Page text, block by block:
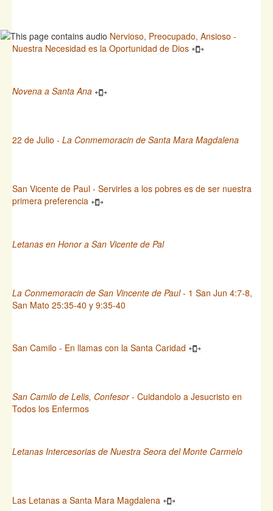
Nervioso, Preocupado, Ansioso -
Nuestra Necesidad es la Oportunidad de Dios
Novena a Santa Ana
22 de Julio - La Conmemoracin de Santa Mara Magdalena
San Vicente de Paul - Servirles a los pobres es de ser nuestra
primera preferencia
Letanas en Honor a San Vicente de Pal
La Conmemoracin de San Vincente de Paul- 1 San Jun 4:7-8,
San Mato 25:35-40 y 9:35-40
San Camilo - En llamas con la Santa Caridad
San Camilo de Lelis, Confesor- Cuidandolo a Jesucristo en
Todos los Enfermos
Letanas Intercesorias de Nuestra Seora del Monte Carmelo
Las Letanas a Santa Mara Magdalena